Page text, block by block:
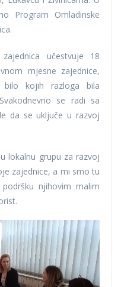
Program Omladinske
učestvuje 18
mjesne zajednice,
kojih razloga bila
se radi sa
da se uključe u razvoj
lokalnu grupu za razvoj
zajednice, a mi smo tu
njihovim malim